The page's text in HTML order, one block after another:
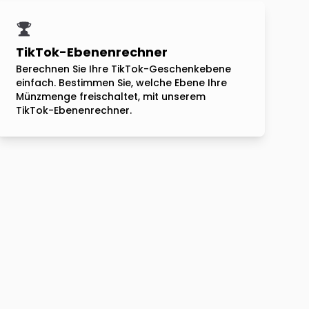
TikTok-Ebenenrechner
Berechnen Sie Ihre TikTok-Geschenkebene
einfach. Bestimmen Sie, welche Ebene Ihre
Münzmenge freischaltet, mit unserem
TikTok-Ebenenrechner.